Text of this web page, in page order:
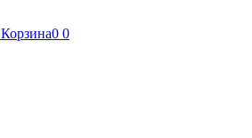
Корзина0 0